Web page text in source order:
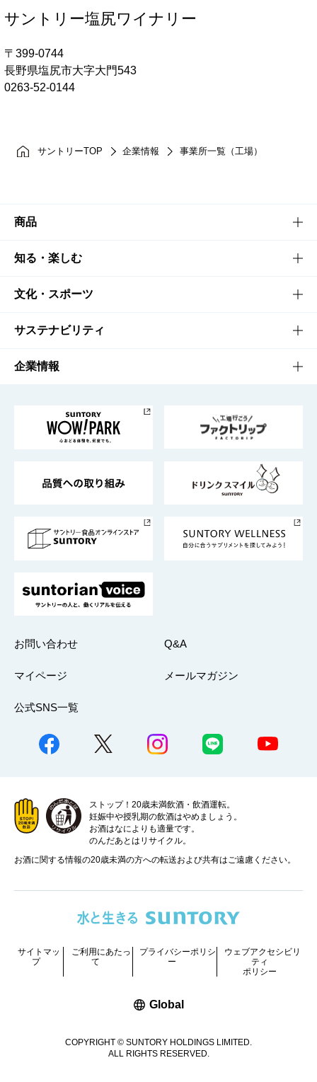
サントリーTOP 企業情報 事業所一覧（工場）
サントリー塩尻ワイナリー
〒399-0744
長野県塩尻市大字大門543
0263-52-0144
商品
商品TOP
商品一覧
商品発売情報
栄養成分一覧
知る・楽しむ
知る・楽しむTOP
キャンペーン
工場見学
地域情報
文化・スポーツ
文化・スポーツTOP
サントリーホール
サントリーサンバーズ大阪
サステナビリティ
サステナビリティTOP
サントリーが考えるサステナビリティ経営
企業情報
企業概要
採用情報
お問い合わせ Q&A
マイページ メールマガジン
公式SNS一覧
ストップ！20歳未満飲酒・飲酒運転。
妊娠中や授乳期の飲酒はやめましょう。
お酒はなによりも適量です。
のんだあとはリサイクル。
お酒に関する情報の20歳未満の方への転送および共有はご遠慮ください。
COPYRIGHT © SUNTORY HOLDINGS LIMITED.
ALL RIGHTS RESERVED.
サイトマッ
プ
ご利用にあたっ
て
プライバシーポリシ
ー
ウェブアクセシビリ
ティ
ポリシー
Global新しいウィンドウで開く